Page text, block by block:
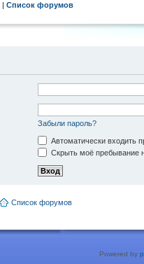
| Список форумов
Забыли пароль?
Автоматически входить
Скрыть моё пребывание
Список форумов
Powered by